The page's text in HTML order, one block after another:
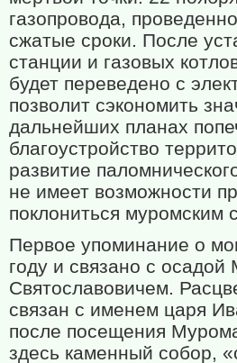
газопровода,
сжатые сроки. После
станции и газовых
будет переведено с
позволит сэкономить
дальнейших планах
благоустройство
развитие
не имеет возможности
поклониться муромским
Первое упоминание о
году и связано с
Святославовичем.
связан с именем царя
после посещения
здесь каменный собор,